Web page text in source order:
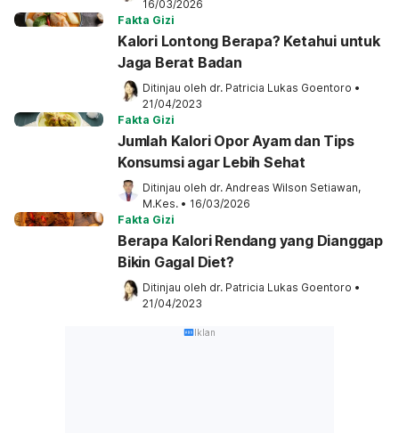
16/03/2026
Fakta Gizi
Kalori Lontong Berapa? Ketahui untuk
Jaga Berat Badan
Ditinjau oleh dr. Patricia Lukas Goentoro •
21/04/2023
Fakta Gizi
Jumlah Kalori Opor Ayam dan Tips
Konsumsi agar Lebih Sehat
Ditinjau oleh dr. Andreas Wilson Setiawan,
M.Kes. • 16/03/2026
Fakta Gizi
Berapa Kalori Rendang yang Dianggap
Bikin Gagal Diet?
Ditinjau oleh dr. Patricia Lukas Goentoro •
21/04/2023
Iklan